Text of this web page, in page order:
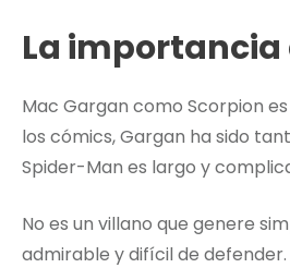
La importancia
Mac Gargan como Scorpion
los cómics, Gargan ha sido
Spider-Man es largo y
No es un villano que genere
admirable y difícil de